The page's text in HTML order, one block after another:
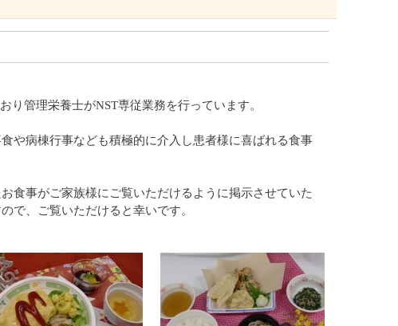
り管理栄養士がNST専従業務を行っています。
や病棟行事なども積極的に介入し患者様に喜ばれる食事
食事がご家族様にご覧いただけるように掲示させていた
で、ご覧いただけると幸いです。